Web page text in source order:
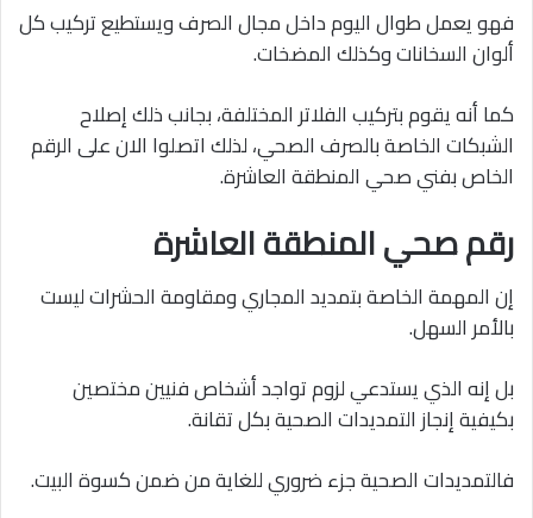
فهو يعمل طوال اليوم داخل مجال الصرف ويستطيع تركيب كل
ألوان السخانات وكذلك المضخات.
كما أنه يقوم بتركيب الفلاتر المختلفة، بجانب ذلك إصلاح
الشبكات الخاصة بالصرف الصحي، لذلك اتصلوا الان على الرقم
الخاص بفني صحي المنطقة العاشرة.
رقم صحي المنطقة العاشرة
إن المهمة الخاصة بتمديد المجاري ومقاومة الحشرات ليست
بالأمر السهل.
بل إنه الذي يستدعي لزوم تواجد أشخاص فنيين مختصين
بكيفية إنجاز التمديدات الصحية بكل تقانة.
فالتمديدات الصحية جزء ضروري للغاية من ضمن كسوة البيت.